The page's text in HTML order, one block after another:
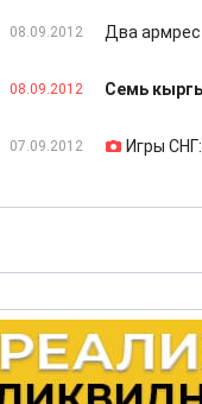
08.09.2012 Два
08.09.2012 Семь
07.09.2012 Игры